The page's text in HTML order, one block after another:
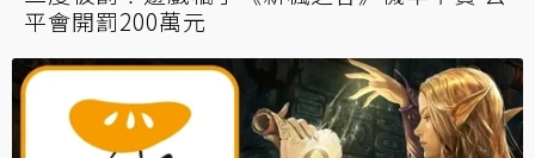
平會開罰200萬元